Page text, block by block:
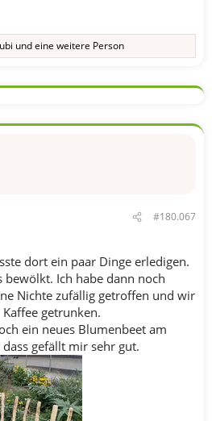
und eine weitere Person
#180.067
dort ein paar Dinge erledigen.
bewölkt. Ich habe dann noch
Nichte zufällig getroffen und wir
getrunken.
ein neues Blumenbeet am
gefällt mir sehr gut.